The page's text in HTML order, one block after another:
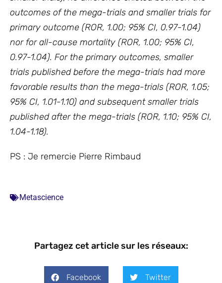
outcomes of the mega-trials and smaller trials for
primary outcome (ROR, 1.00; 95% CI, 0.97-1.04)
nor for all-cause mortality (ROR, 1.00; 95% CI,
0.97-1.04). For the primary outcomes, smaller
trials published before the mega-trials had more
favorable results than the mega-trials (ROR, 1.05;
95% CI, 1.01-1.10) and subsequent smaller trials
published after the mega-trials (ROR, 1.10; 95% CI,
1.04-1.18).
PS : Je remercie Pierre Rimbaud
Metascience
Partagez cet article sur les réseaux:
Facebook Twitter